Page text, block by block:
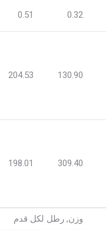
0.32
0.51
130.90
204.53
309.40
198.01
وزن, رطل لكل قدم